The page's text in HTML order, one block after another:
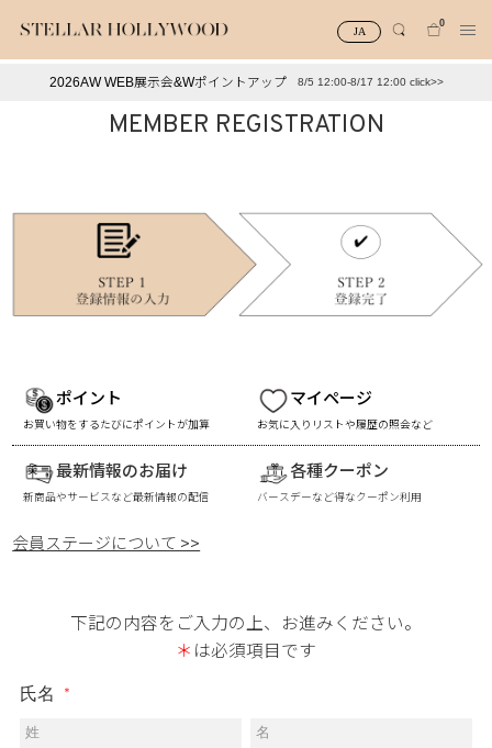
JA
0
2026AW WEB展示会&Wポイントアップ 8/5 12:00-8/17 12:00 click>>
MEMBER REGISTRATION
ポイント
お買い物をするたびにポイントが加算
マイページ
お気に入りリストや履歴の照会など
最新情報のお届け
新商品やサービスなど最新情報の配信
各種クーポン
バースデーなど得なクーポン利用
会員ステージについて >>
下記の内容をご入力の上、お進みください。
＊ は必須項目です
氏名
姓 名